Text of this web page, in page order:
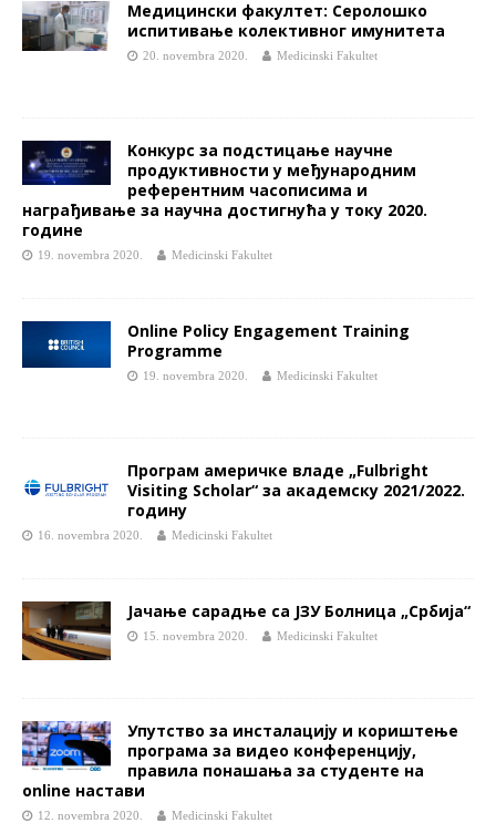
Медицински факултет: Серолошко
испитивање колективног имунитета
20. novembra 2020. Medicinski Fakultet
Kонкурс за подстицање научне
продуктивности у међународним
референтним часописима и
награђивање за научна достигнућа у току 2020.
године
19. novembra 2020. Medicinski Fakultet
Online Policy Engagement Training
Programme
19. novembra 2020. Medicinski Fakultet
Програм америчке владе „Fulbright
Visiting Scholar“ за академску 2021/2022.
годину
16. novembra 2020. Medicinski Fakultet
Јачање сарадње са ЈЗУ Болница „Србија“
15. novembra 2020. Medicinski Fakultet
Упутство за инсталацију и кориштење
програма за видео конференцију,
правила понашања за студенте на
online настави
12. novembra 2020. Medicinski Fakultet